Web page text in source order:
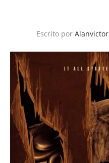
Escrito por Alanvictor